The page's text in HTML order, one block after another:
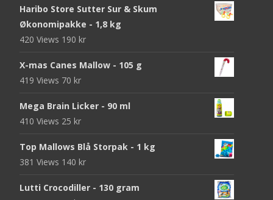
Haribo Store Sutter Sur & Skum
Økonomipakke - 1,8 kg
420 Views 190 kr
X-mas Canes Mallow - 105 g
419 Views 70 kr
Mega Brain Licker - 90 ml
410 Views 25 kr
Top Mallows Blå Storpak - 1 kg
381 Views 140 kr
Lutti Crocodiller - 130 gram